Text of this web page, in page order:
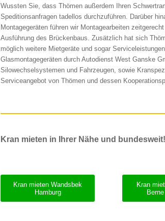
Wussten Sie, dass Thömen außerdem Ihren
Speditionsanfragen tadellos durchzuführen. Darüber
Montagegeräten führen wir Montagearbeiten
Ausführung des Brückenbaus. Zusätzlich hat sich
möglich weitere Mietgeräte und sogar
Glasmontagegeräten durch Autodienst West Ganske
Silowechselsystemen und Fahrzeugen, sowie
Serviceangebot von Thömen und dessen
Kran mieten in Ihrer Nähe und bundesweit!
Kran mieten Wandsbek
Hamburg
Kran